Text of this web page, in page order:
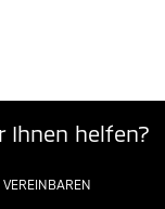
Ihnen helfen?